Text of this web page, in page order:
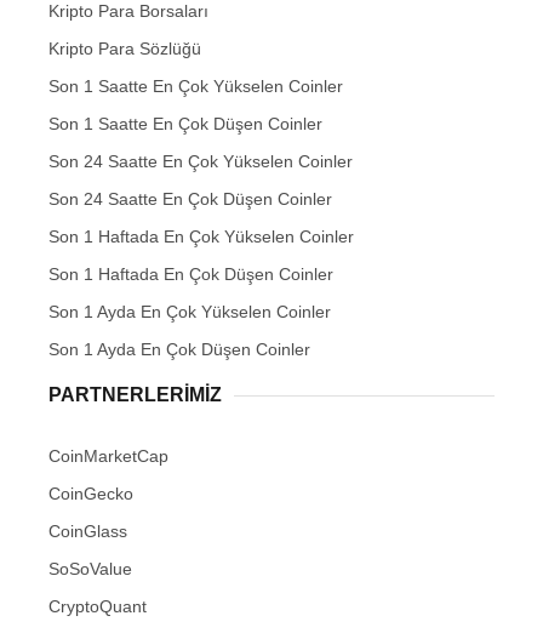
Kripto Para Borsaları
Kripto Para Sözlüğü
Son 1 Saatte En Çok Yükselen Coinler
Son 1 Saatte En Çok Düşen Coinler
Son 24 Saatte En Çok Yükselen Coinler
Son 24 Saatte En Çok Düşen Coinler
Son 1 Haftada En Çok Yükselen Coinler
Son 1 Haftada En Çok Düşen Coinler
Son 1 Ayda En Çok Yükselen Coinler
Son 1 Ayda En Çok Düşen Coinler
PARTNERLERIMIZ
CoinMarketCap
CoinGecko
CoinGlass
SoSoValue
CryptoQuant